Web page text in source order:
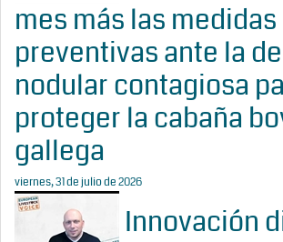
mes más las medidas
preventivas ante la
nodular contagiosa
proteger la cabaña
gallega
viernes, 31 de julio de 2026
Innovación